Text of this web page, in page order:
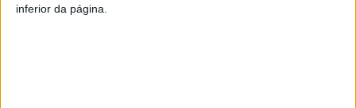
inferior da página.